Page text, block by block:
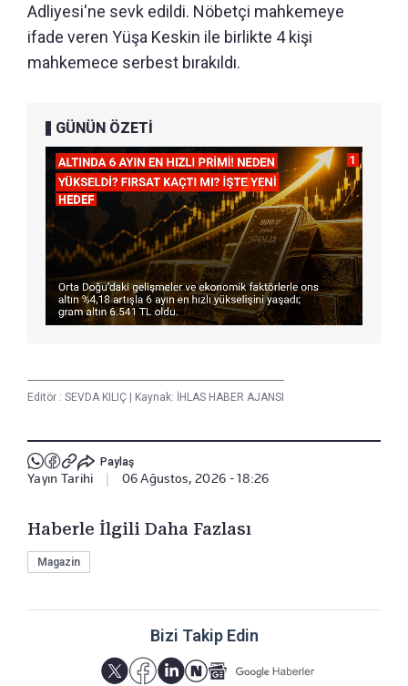
Adliyesi'ne sevk edildi. Nöbetçi mahkemeye
ifade veren Yüşa Keskin ile birlikte 4 kişi
mahkemece serbest bırakıldı.
GÜNÜN ÖZETİ
Editör : SEVDA KILIÇ | Kaynak: İHLAS HABER AJANSI
Paylaş
Yayın Tarihi 06 Ağustos, 2026 - 18:26
Haberle İlgili Daha Fazlası
Magazin
Bizi Takip Edin